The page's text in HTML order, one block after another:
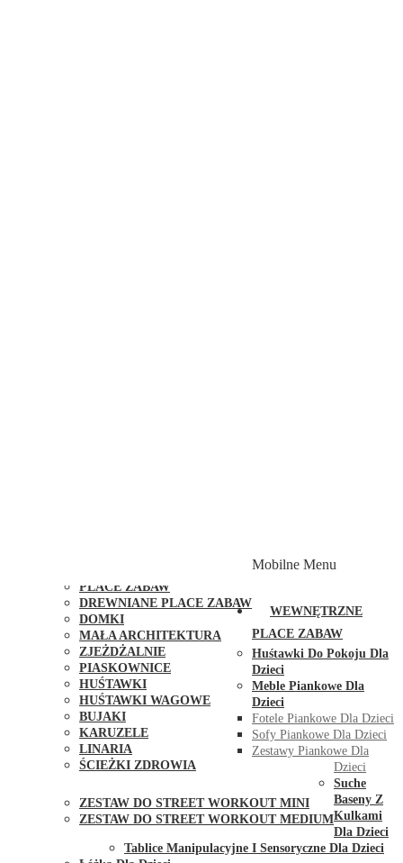
PLACE ZABAW
DREWNIANE PLACE ZABAW
DOMKI
MAŁA ARCHITEKTURA
ZJEŻDŻALNIE
PIASKOWNICE
HUŚTAWKI
HUŚTAWKI WAGOWE
BUJAKI
KARUZELE
LINARIA
ŚCIEŻKI ZDROWIA
ZESTAW DO STREET WORKOUT MINI
ZESTAW DO STREET WORKOUT MEDIUM
Mobilne Menu
WEWNĘTRZNE
PLACE ZABAW
Huśtawki Do Pokoju Dla
Dzieci
Meble Piankowe Dla
Dzieci
Fotele Piankowe Dla Dzieci
Sofy Piankowe Dla Dzieci
Zestawy Piankowe Dla
Dzieci
Suche
Baseny Z
Kulkami
Dla Dzieci
Tablice Manipulacyjne I Sensoryczne Dla Dzieci